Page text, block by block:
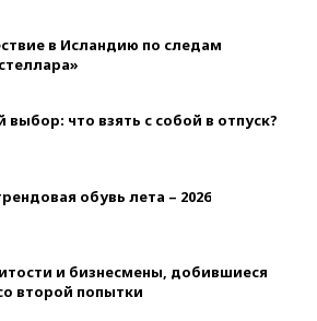
в Исландию по следам
что взять с собой в отпуск?
обувь лета – 2026
и бизнесмены, добившиеся
второй попытки